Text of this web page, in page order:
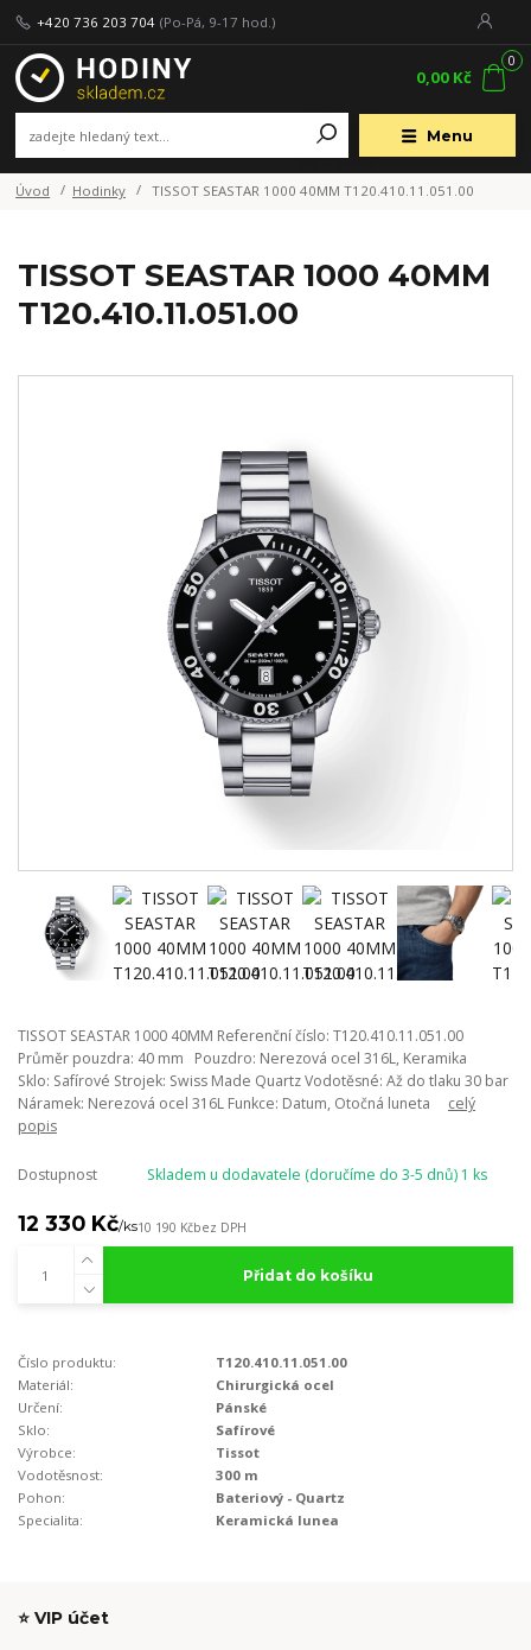
Menu
+420 736 203 704 (Po-Pá, 9-17 hod.)
0
0,00 Kč
Úvod Hodinky TISSOT SEASTAR 1000 40MM T120.410.11.051.00
TISSOT SEASTAR 1000 40MM
T120.410.11.051.00
TISSOT SEASTAR 1000 40MM Referenční číslo: T120.410.11.051.00
Průměr pouzdra: 40 mm Pouzdro: Nerezová ocel 316L, Keramika
Sklo: Safírové Strojek: Swiss Made Quartz Vodotěsné: Až do tlaku 30 bar
Náramek: Nerezová ocel 316L Funkce: Datum, Otočná luneta celý
popis
Dostupnost Skladem u dodavatele (doručíme do 3-5 dnů) 1 ks
12 330 Kč/ks10 190 Kčbez DPH
Přidat do košíku
Číslo produktu:
T120.410.11.051.00
Materiál:
Chirurgická ocel
Určení:
Pánské
Sklo:
Safírové
Výrobce:
Tissot
Vodotěsnost:
300 m
Pohon:
Bateriový - Quartz
Specialita:
Keramická lunea
⭐ VIP účet